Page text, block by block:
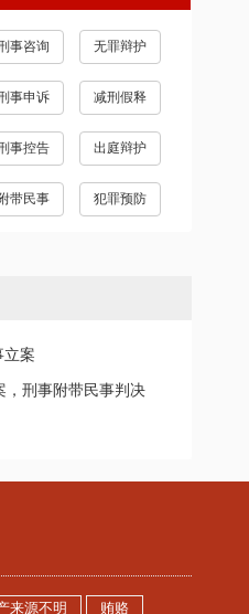
事咨询 无罪辩护
事申诉 减刑假释
事控告 出庭辩护
带民事 犯罪预防
立案
，刑事附带民事判决
来源不明 贿赂